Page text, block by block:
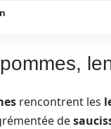
rencontrent les
de